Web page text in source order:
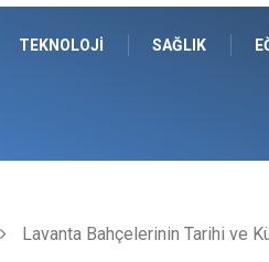
TEKNOLOJI SAĞLIK
Lavanta Bahçelerinin Tarihi ve